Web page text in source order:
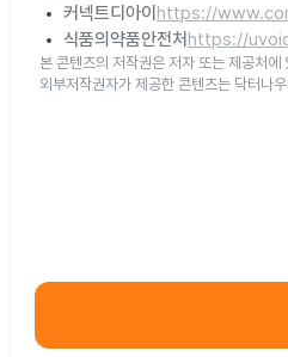
커넥트디아이 https://
식품의약품안전처 https://
본 콘텐츠의 저작권은 저자 또는 제공처
외부저작권자가 제공한 콘텐츠는 닥터나